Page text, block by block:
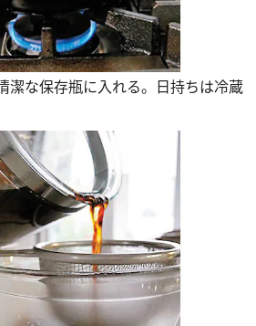
潔な保存瓶に入れる。日持ちは冷蔵